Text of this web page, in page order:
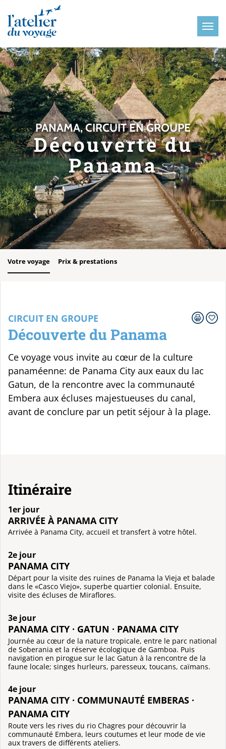
PANAMA, CIRCUIT EN GROUPE
Découverte du
Panama
Votre voyage Prix & prestations
CIRCUIT EN GROUPE
Découverte du Panama
Ce voyage vous invite au cœur de la culture
panaméenne: de Panama City aux eaux du lac
Gatun, de la rencontre avec la communauté
Embera aux écluses majestueuses du canal,
avant de conclure par un petit séjour à la plage.
Itinéraire
1er jour
ARRIVÉE À PANAMA CITY
Arrivée à Panama City, accueil et transfert à votre hôtel.
2e jour
PANAMA CITY
Départ pour la visite des ruines de Panama la Vieja et balade
dans le «Casco Viejo», superbe quartier colonial. Ensuite,
visite des écluses de Miraflores.
3e jour
PANAMA CITY · GATUN · PANAMA CITY
Journée au cœur de la nature tropicale, entre le parc national
de Soberania et la réserve écologique de Gamboa. Puis
navigation en pirogue sur le lac Gatun à la rencontre de la
faune locale; singes hurleurs, paresseux, toucans, caïmans.
4e jour
PANAMA CITY · COMMUNAUTÉ EMBERAS ·
PANAMA CITY
Route vers les rives du rio Chagres pour découvrir la
communauté Embera, leurs coutumes et leur mode de vie
aux travers de différents ateliers.
Panneau de gestion des cookies